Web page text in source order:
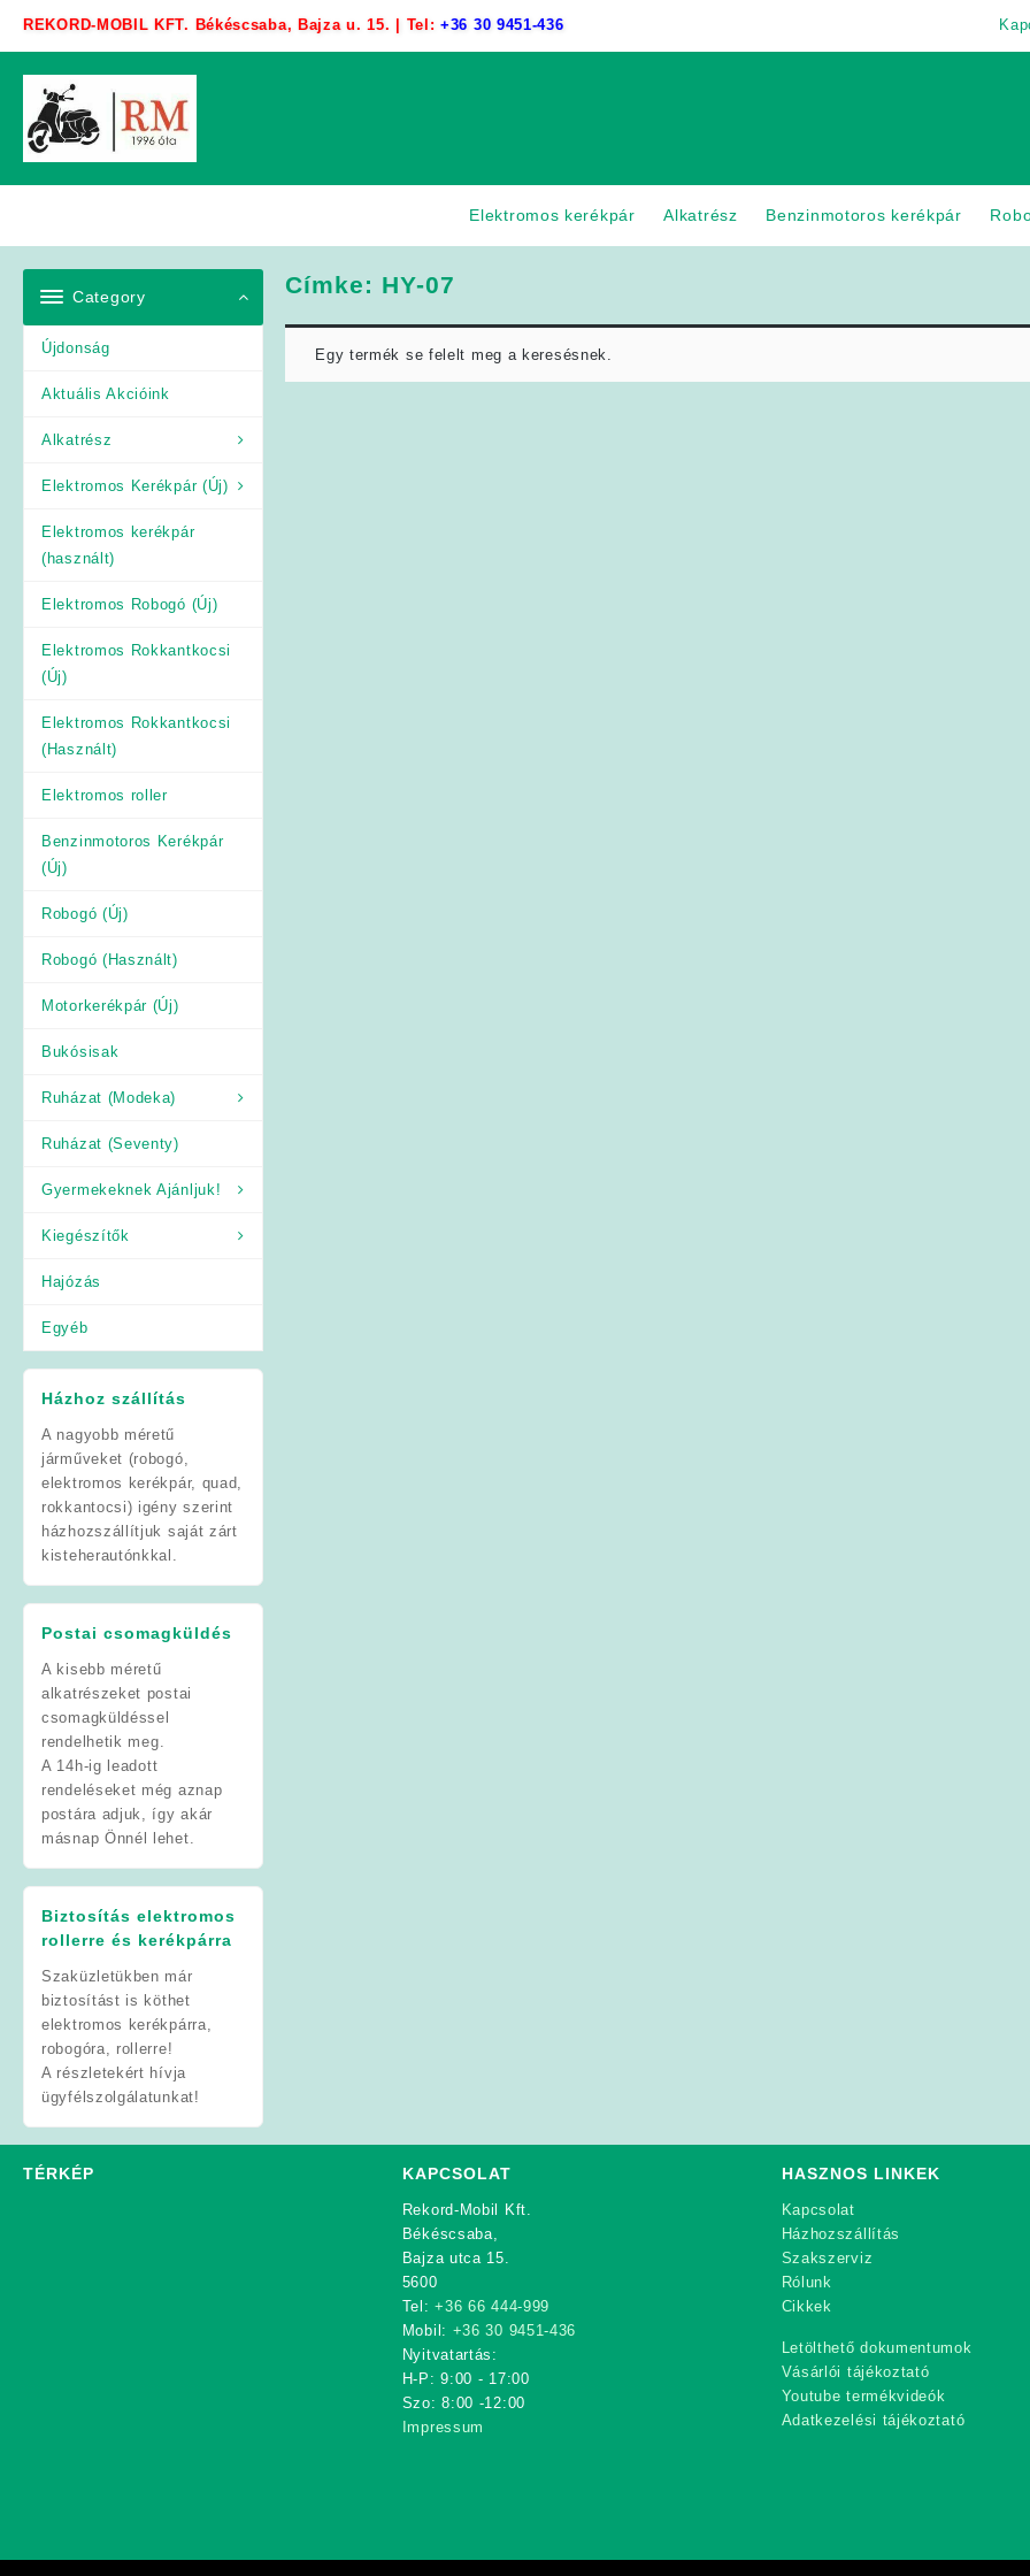
REKORD-MOBIL KFT. Békéscsaba, Bajza u. 15. | Tel:+36 30 9451-436
Elektromos kerékpár Alkatrész Benzinmotoros kerékpár
Category
Újdonság
Aktuális Akcióink
Alkatrész
Elektromos Kerékpár (Új)
Elektromos kerékpár
(használt)
Elektromos Robogó (Új)
Elektromos Rokkantkocsi
(Új)
Elektromos Rokkantkocsi
(Használt)
Elektromos roller
Benzinmotoros Kerékpár
(Új)
Robogó (Új)
Robogó (Használt)
Motorkerékpár (Új)
Bukósisak
Ruházat (Modeka)
Ruházat (Seventy)
Gyermekeknek Ajánljuk!
Kiegészítők
Hajózás
Egyéb
Házhoz szállítás
A nagyobb méretű
járműveket (robogó,
elektromos kerékpár, quad,
rokkantocsi) igény szerint
házhozszállítjuk saját zárt
kisteherautónkkal.
Postai csomagküldés
A kisebb méretű
alkatrészeket postai
csomagküldéssel
rendelhetik meg.
A 14h-ig leadott
rendeléseket még aznap
postára adjuk, így akár
másnap Önnél lehet.
Biztosítás elektromos
rollerre és kerékpárra
Szaküzletükben már
biztosítást is köthet
elektromos kerékpárra,
robogóra, rollerre!
A részletekért hívja
ügyfélszolgálatunkat!
Címke: HY-07
Egy termék se felelt meg a keresésnek.
TÉRKÉP KAPCSOLAT
Rekord-Mobil Kft.
Békéscsaba,
Bajza utca 15.
5600
Tel:+36 66 444-999
Mobil: +36 30 9451-436
Nyitvatartás:
H-P: 9:00 - 17:00
Szo: 8:00 -12:00
Impressum
HASZNOS LINKEK
Kapcsolat
Házhozszállítás
Szakszerviz
Rólunk
Cikkek
Letölthető dokumentumok
Vásárlói tájékoztató
Youtube termékvideók
Adatkezelési tájékoztató